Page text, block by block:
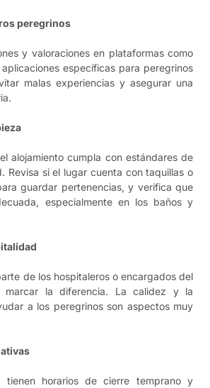
peregrinos
y valoraciones en plataformas como
específicas para peregrinos
malas experiencias y asegurar una
alojamiento cumpla con estándares de
Revisa si el lugar cuenta con taquillas o
guardar pertenencias, y verifica que
especialmente en los baños y
de los hospitaleros o encargados del
marcar la diferencia. La calidez y la
a los peregrinos son aspectos muy
tienen horarios de cierre temprano y